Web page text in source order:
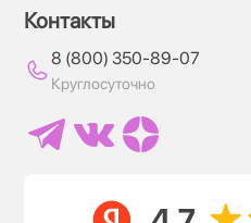
Контакты
8 (800) 350-89-07
Круглосуточно